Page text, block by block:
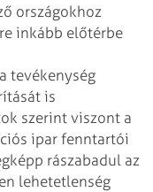
országokhoz
inkább előtérbe
tevékenység
is
szerint viszont a
ipar fenntartói
rászabadul az
lehetetlenség